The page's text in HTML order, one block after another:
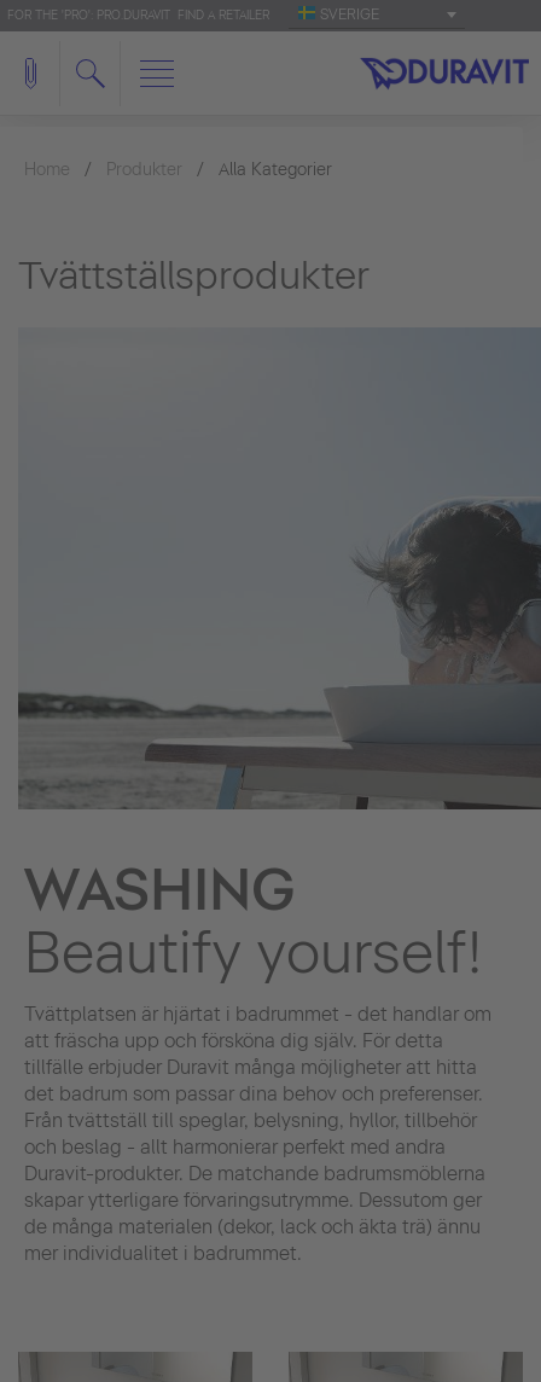
FOR THE 'PRO': PRO.DURAVIT FIND A RETAILER SVERIGE
Home Produkter Alla Kategorier
Tvättställsprodukter
WASHING
Beautify yourself!
Tvättplatsen är hjärtat i badrummet - det handlar om
att fräscha upp och försköna dig själv. För detta
tillfälle erbjuder Duravit många möjligheter att hitta
det badrum som passar dina behov och preferenser.
Från tvättställ till speglar, belysning, hyllor, tillbehör
och beslag - allt harmonierar perfekt med andra
Duravit-produkter. De matchande badrumsmöblerna
skapar ytterligare förvaringsutrymme. Dessutom ger
de många materialen (dekor, lack och äkta trä) ännu
mer individualitet i badrummet.